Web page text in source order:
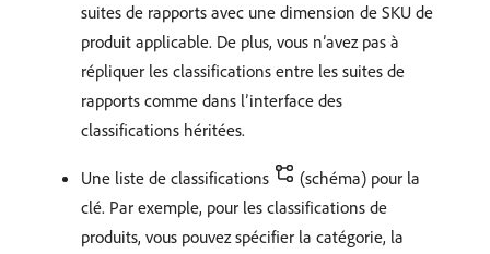
suites de rapports avec une dimension de SKU de
produit applicable. De plus, vous n’avez pas à
répliquer les classifications entre les suites de
rapports comme dans l’interface des
classifications héritées.
Une liste de classifications
(schéma) pour la
clé. Par exemple, pour les classifications de
produits, vous pouvez spécifier la catégorie, la